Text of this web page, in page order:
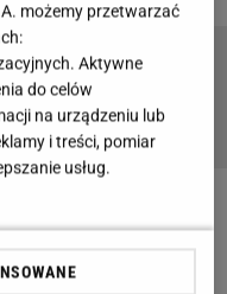
brata Alicji
możemy przetwarzać
Aktywne
do celów
na urządzeniu lub
i treści, pomiar
usług.